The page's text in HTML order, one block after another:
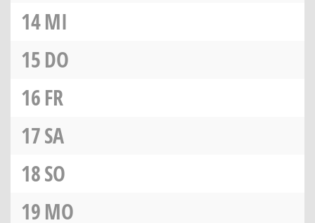
14MI
15DO
16FR
17SA
18SO
19MO